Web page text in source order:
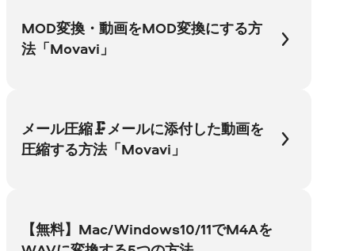
MOD変換・動画をMOD変換にする方
法「Movavi」
メール圧縮🗜️メールに添付した動画を
圧縮する方法「Movavi」
【無料】Mac/Windows10/11でM4Aを